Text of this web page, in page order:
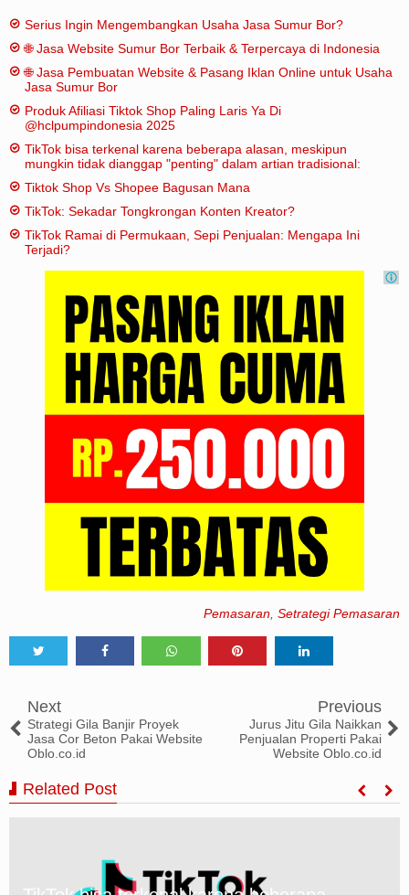
Serius Ingin Mengembangkan Usaha Jasa Sumur Bor?
🌐 Jasa Website Sumur Bor Terbaik & Terpercaya di Indonesia
🌐 Jasa Pembuatan Website & Pasang Iklan Online untuk Usaha
Jasa Sumur Bor
Produk Afiliasi Tiktok Shop Paling Laris Ya Di
@hclpumpindonesia 2025
TikTok bisa terkenal karena beberapa alasan, meskipun
mungkin tidak dianggap "penting" dalam artian tradisional:
Tiktok Shop Vs Shopee Bagusan Mana
TikTok: Sekadar Tongkrongan Konten Kreator?
TikTok Ramai di Permukaan, Sepi Penjualan: Mengapa Ini
Terjadi?
Pemasaran Setrategi Pemasaran
Next
Strategi Gila Banjir Proyek
Jasa Cor Beton Pakai Website
Oblo.co.id
Previous
Jurus Jitu Gila Naikkan
Penjualan Properti Pakai
Website Oblo.co.id
Related Post